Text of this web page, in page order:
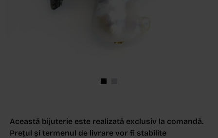
Această bijuterie este realizată exclusiv la comandă.
Prețul și termenul de livrare vor fi stabilite